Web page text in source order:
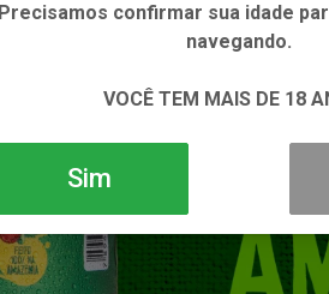
Precisamos confirmar sua idade
navegando.
VOCÊ TEM MAIS DE 18
Sim